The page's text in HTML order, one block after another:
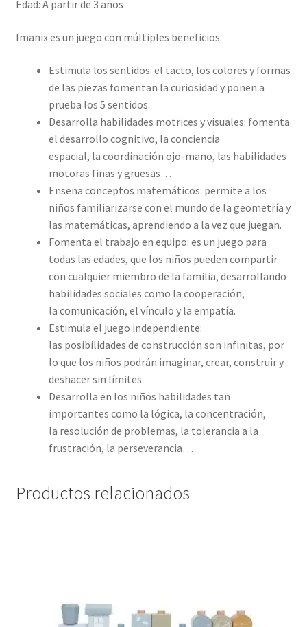
Edad: A partir de 3 años
Imanix es un juego con múltiples beneficios:
Estimula los sentidos: el tacto, los colores y formas
de las piezas fomentan la curiosidad y ponen a
prueba los 5 sentidos.
Desarrolla habilidades motrices y visuales: fomenta
el desarrollo cognitivo, la conciencia
espacial, la coordinación ojo-mano, las habilidades
motoras finas y gruesas…
Enseña conceptos matemáticos: permite a los
niños familiarizarse con el mundo de la geometría y
las matemáticas, aprendiendo a la vez que juegan.
Fomenta el trabajo en equipo: es un juego para
todas las edades, que los niños pueden compartir
con cualquier miembro de la familia, desarrollando
habilidades sociales como la cooperación,
la comunicación, el vínculo y la empatía.
Estimula el juego independiente:
las posibilidades de construcción son infinitas, por
lo que los niños podrán imaginar, crear, construir y
deshacer sin límites.
Desarrolla en los niños habilidades tan
importantes como la lógica, la concentración,
la resolución de problemas, la tolerancia a la
frustración, la perseverancia…
Productos relacionados